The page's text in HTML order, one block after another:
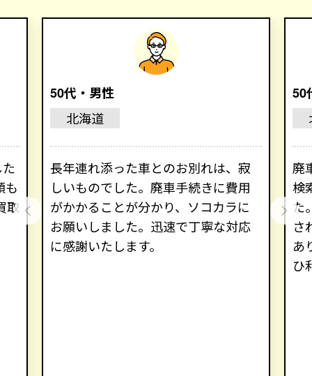
も
取
50代・男性
北海道
長年連れ添った車とのお別れは、寂
しいものでした。廃車手続きに費用
がかかることが分かり、ソコカラに
お願いしました。迅速で丁寧な対応
に感謝いたします。
50
廃
検
た
さ
あ
ひ